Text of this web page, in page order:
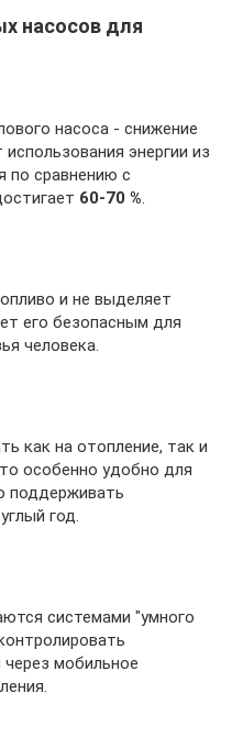
насосов для
насоса - снижение
энергии из
сравнению с
60-70 %
и не выделяет
его безопасным для
человека.
как на отопление, так и
особенно удобно для
поддерживать
год.
системами "умного
мобильное